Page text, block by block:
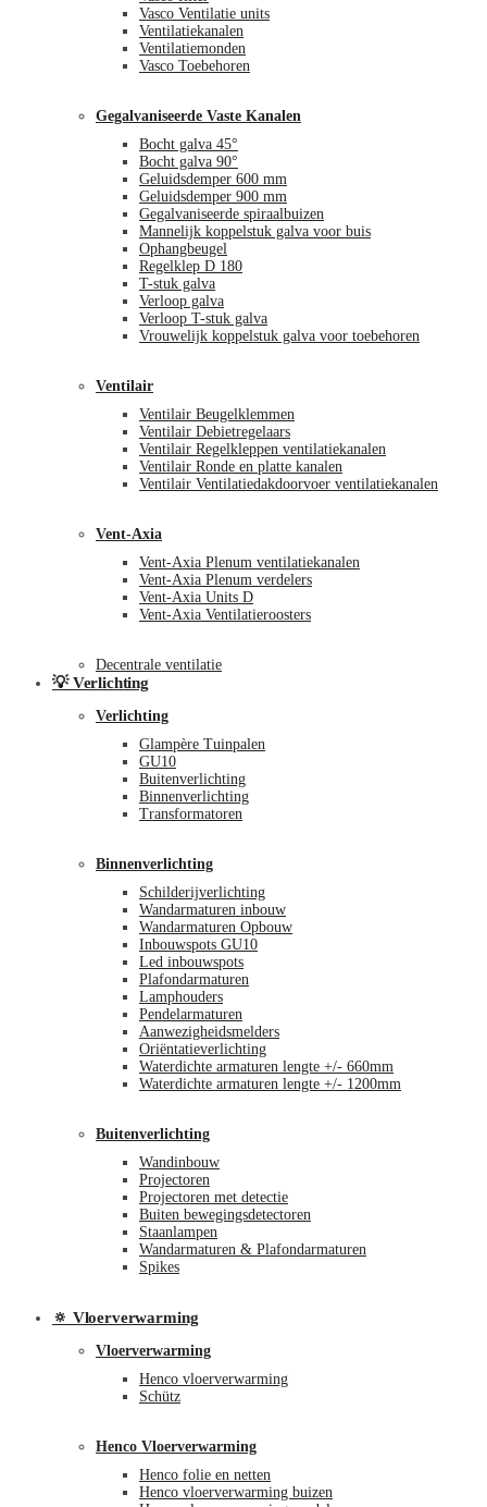
Vasco Ventilatie units
Ventilatiekanalen
Ventilatiemonden
Vasco Toebehoren
Gegalvaniseerde Vaste Kanalen
Bocht galva 45°
Bocht galva 90°
Geluidsdemper 600 mm
Geluidsdemper 900 mm
Gegalvaniseerde spiraalbuizen
Mannelijk koppelstuk galva voor buis
Ophangbeugel
Regelklep D 180
T-stuk galva
Verloop galva
Verloop T-stuk galva
Vrouwelijk koppelstuk galva voor toebehoren
Ventilair
Ventilair Beugelklemmen
Ventilair Debietregelaars
Ventilair Regelkleppen ventilatiekanalen
Ventilair Ronde en platte kanalen
Ventilair Ventilatiedakdoorvoer ventilatiekanalen
Vent-Axia
Vent-Axia Plenum ventilatiekanalen
Vent-Axia Plenum verdelers
Vent-Axia Units D
Vent-Axia Ventilatieroosters
Decentrale ventilatie
💡 Verlichting
Verlichting
Glampère Tuinpalen
GU10
Buitenverlichting
Binnenverlichting
Transformatoren
Binnenverlichting
Schilderijverlichting
Wandarmaturen inbouw
Wandarmaturen Opbouw
Inbouwspots GU10
Led inbouwspots
Plafondarmaturen
Lamphouders
Pendelarmaturen
Aanwezigheidsmelders
Oriëntatieverlichting
Waterdichte armaturen lengte +/- 660mm
Waterdichte armaturen lengte +/- 1200mm
Buitenverlichting
Wandinbouw
Projectoren
Projectoren met detectie
Buiten bewegingsdetectoren
Staanlampen
Wandarmaturen & Plafondarmaturen
Spikes
🔅 Vloerverwarming
Vloerverwarming
Henco vloerverwarming
Schütz
Henco Vloerverwarming
Henco folie en netten
Henco vloerverwarming buizen